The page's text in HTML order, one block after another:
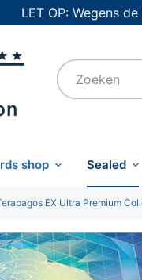
LET OP: Wegens
shop Sealed
EX Ultra Premium